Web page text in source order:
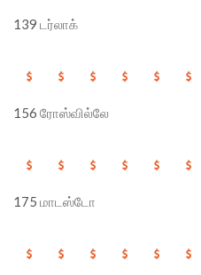
139 டர்லாக்
156 ரோஸ்வில்லே
175 மாடஸ்டோ